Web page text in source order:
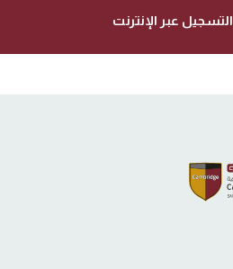
التسجيل عبر الإنترنت